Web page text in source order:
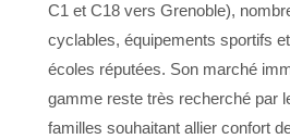
C1 et C18 vers Grenoble),
cyclables, équipements sportifs
écoles réputées. Son marché
gamme reste très recherché par
familles souhaitant allier confort